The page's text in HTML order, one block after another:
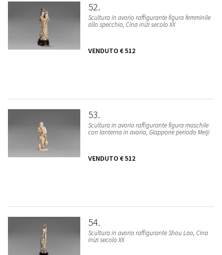
52
Scultura in avorio raffigurante figura femminile
allo specchio, Cina inizi secolo XX
VENDUTO € 512
53
Scultura in avorio raffigurante figura maschile
con lanterna in avorio, Giappone periodo Meiji
VENDUTO € 512
54
Scultura in avorio raffigurante Shou Lao, Cina
inizi secolo XX